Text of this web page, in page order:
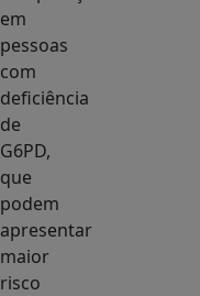
em
pessoas
com
deficiência
de
G6PD,
que
podem
apresentar
maior
risco